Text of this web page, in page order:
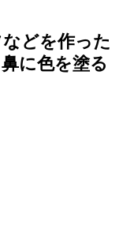
どを作った
に色を塗る